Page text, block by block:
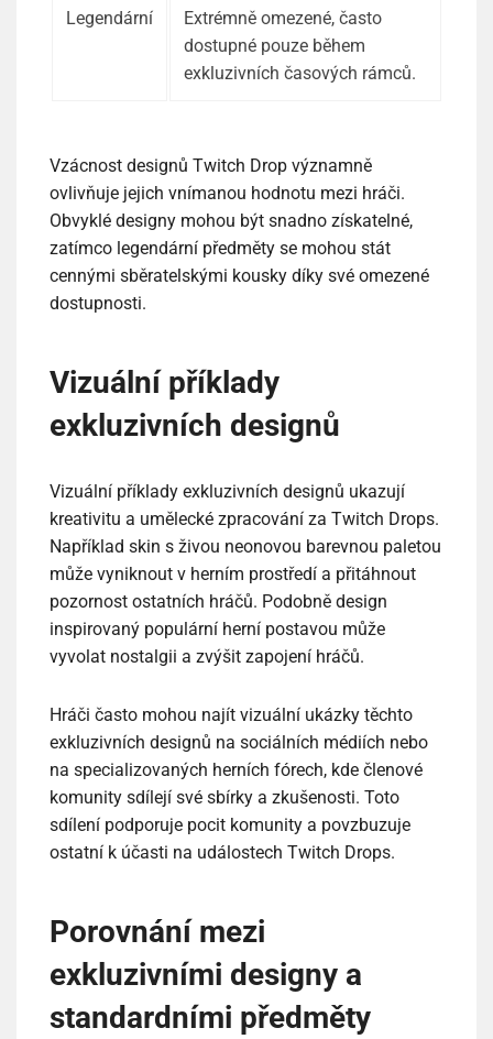
Legendární
Extrémně omezené, často
dostupné pouze během
exkluzivních časových rámců.
Vzácnost designů Twitch Drop významně
ovlivňuje jejich vnímanou hodnotu mezi hráči.
Obvyklé designy mohou být snadno získatelné,
zatímco legendární předměty se mohou stát
cennými sběratelskými kousky díky své omezené
dostupnosti.
Vizuální příklady
exkluzivních designů
Vizuální příklady exkluzivních designů ukazují
kreativitu a umělecké zpracování za Twitch Drops.
Například skin s živou neonovou barevnou paletou
může vyniknout v herním prostředí a přitáhnout
pozornost ostatních hráčů. Podobně design
inspirovaný populární herní postavou může
vyvolat nostalgii a zvýšit zapojení hráčů.
Hráči často mohou najít vizuální ukázky těchto
exkluzivních designů na sociálních médiích nebo
na specializovaných herních fórech, kde členové
komunity sdílejí své sbírky a zkušenosti. Toto
sdílení podporuje pocit komunity a povzbuzuje
ostatní k účasti na událostech Twitch Drops.
Porovnání mezi
exkluzivními designy a
standardními předměty